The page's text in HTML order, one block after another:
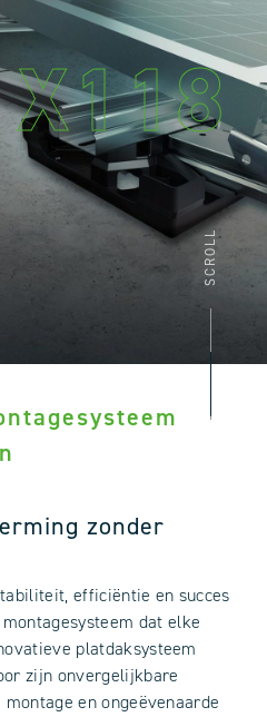
zonder
efficiëntie en succes
dat elke
platdaksysteem
zijn onvergelijkbare
en ongeëvenaarde
SCROLL